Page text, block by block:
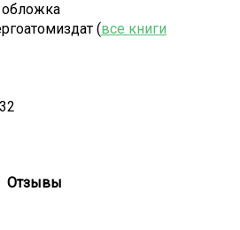
(все книги
Отзывы